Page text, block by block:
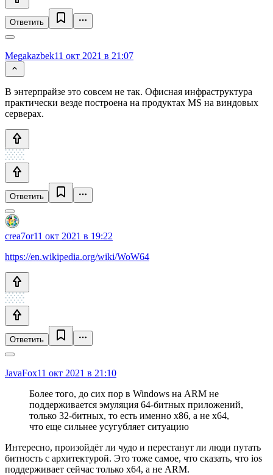
Ответить
Megakazbek11 окт 2021 в 21:07
В энтерпрайзе это совсем не так. Офисная инфраструктура
практически везде построена на продуктах MS на виндовых
серверах.
Ответить
crea7or11 окт 2021 в 19:22
https://en.wikipedia.org/wiki/WoW64
Ответить
JavaFox11 окт 2021 в 21:10
Более того, до сих пор в Windows на ARM не
поддерживается эмуляция 64-битных приложений,
только 32-битных, то есть именно x86, а не x64,
что еще сильнее усугубляет ситуацию
Интересно, произойдёт ли чудо и перестанут ли люди путать
битность с архитектурой. Это тоже самое, что сказать, что ios
поддерживает сейчас только x64, а не ARM.